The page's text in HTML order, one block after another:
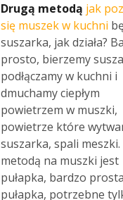
Drugą metodą jak
się muszek w kuchni
suszarka, jak działa?
prosto, bierzemy
podłączamy w kuchni i
dmuchamy ciepłym
powietrzem w muszki,
powietrze które
suszarka, spali
metodą na muszki jest
pułapka, bardzo prosta
pułapka, potrzebne